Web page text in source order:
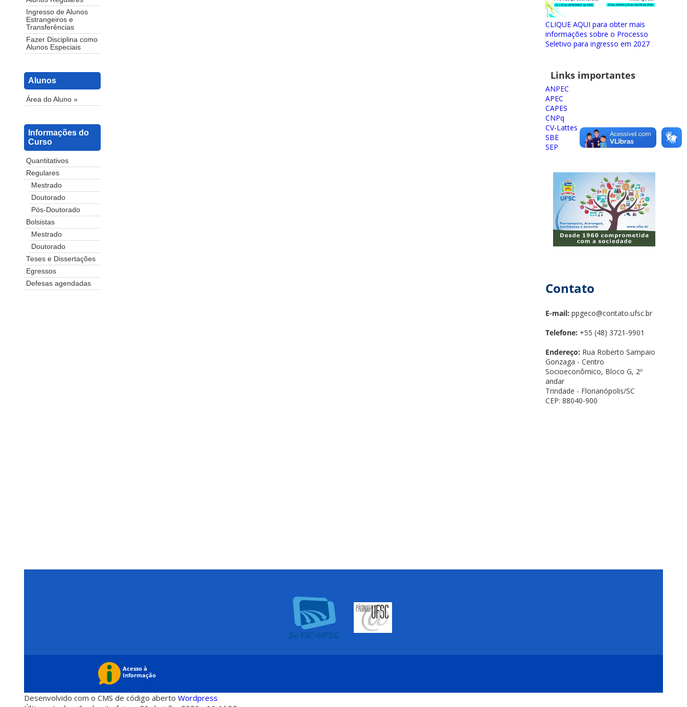
Ingresso de Alunos
Estrangeiros e
Transferências
Fazer Disciplina como
Alunos Especiais
Alunos
Área do Aluno »
Informações do
Curso
Quantitativos
Regulares
Mestrado
Doutorado
Pós-Doutorado
Bolsistas
Mestrado
Doutorado
Teses e Dissertações
Egressos
Defesas agendadas
CLIQUE AQUI para obter mais
informações sobre o Processo
Seletivo para ingresso em 2027
Links importantes
ANPEC
APEC
CAPES
CNPq
CV-Lattes
SBE
SEP
Contato
E-mail: ppgeco@contato.ufsc.br
Telefone: +55 (48) 3721-9901
Endereço: Rua Roberto Sampaio
Gonzaga - Centro
Socioeconômico, Bloco G, 2º
andar
Trindade - Florianópolis/SC
CEP: 88040-900
Desenvolvido com o CMS de código aberto Wordpress